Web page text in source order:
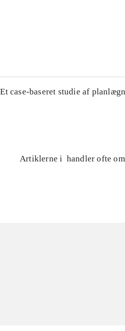
case-baseret studie af
Artiklerne i handler ofte om